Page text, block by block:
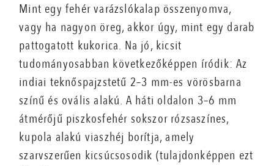
Mint egy fehér varázslókalap összenyomva,
vagy ha nagyon öreg, akkor úgy, mint egy darab
pattogatott kukorica. Na jó, kicsit
tudományosabban következőképpen íródik: Az
indiai teknőspajzstetű 2–3 mm-es vörösbarna
színű és ovális alakú. A háti oldalon 3–6 mm
átmérőjű piszkosfehér sokszor rózsaszínes,
kupola alakú viaszhéj borítja, amely
szarvszerűen kicsúcsosodik (tulajdonképpen ezt